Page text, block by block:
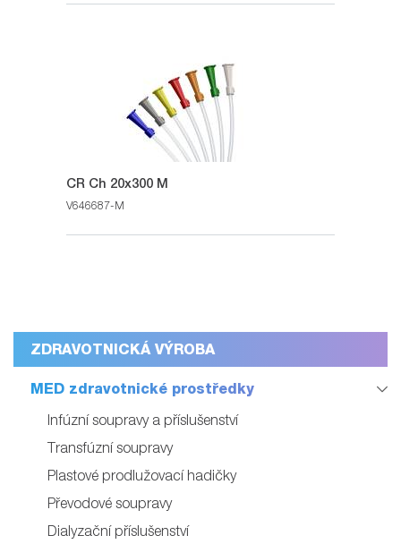
ZDRAVOTNICKÁ VÝROBA
MED zdravotnické prostředky
Infúzní soupravy a příslušenství
Transfúzní soupravy
Plastové prodlužovací hadičky
Převodové soupravy
Dialyzační příslušenství
CR Ch 20x300 M
V646687-M